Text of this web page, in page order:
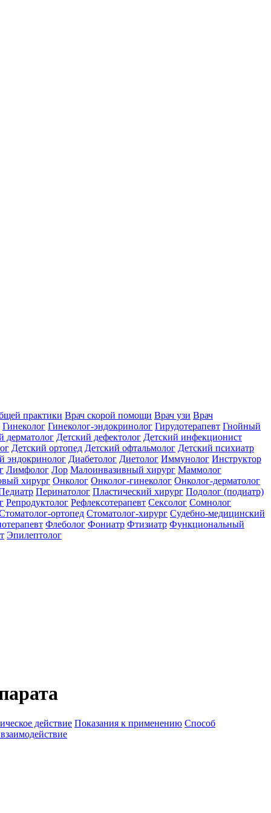
практики Врач скорой помощи Врач узи Врач
Гинеколог Гинеколог-эндокринолог Гирудотерапевт Гнойный
дерматолог Детский дефектолог Детский инфекционист
Детский ортопед Детский офтальмолог Детский психиатр
эндокринолог Диабетолог Диетолог Иммунолог Инструктор
Лимфолог Лор Малоинвазивный хирург Маммолог
хирург Онколог Онколог-гинеколог Онколог-дерматолог
Перинатолог Пластический хирург Подолог (подиатр)
Репродуктолог Рефлексотерапевт Сексолог Сомнолог
ортопед Стоматолог-хирург Судебно-медицинский
Флеболог Фониатр Фтизиатр Функциональный
Эпилептолог
действие Показания к применению Способ